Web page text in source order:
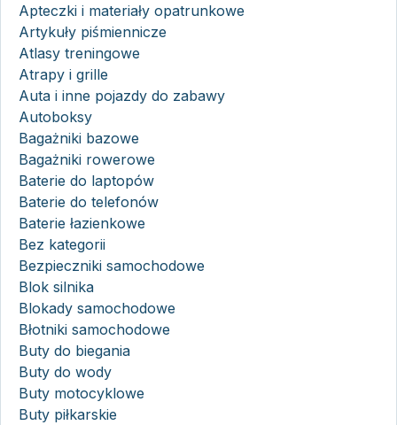
Apteczki i materiały opatrunkowe
Artykuły piśmiennicze
Atlasy treningowe
Atrapy i grille
Auta i inne pojazdy do zabawy
Autoboksy
Bagażniki bazowe
Bagażniki rowerowe
Baterie do laptopów
Baterie do telefonów
Baterie łazienkowe
Bez kategorii
Bezpieczniki samochodowe
Blok silnika
Blokady samochodowe
Błotniki samochodowe
Buty do biegania
Buty do wody
Buty motocyklowe
Buty piłkarskie